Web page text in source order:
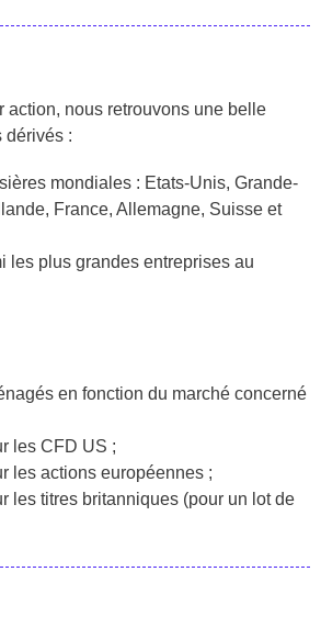
action, nous retrouvons une belle
dérivés :
mondiales : Etats-Unis, Grande-
France, Allemagne, Suisse et
les plus grandes entreprises au
en fonction du marché concerné
les CFD US ;
les actions européennes ;
les titres britanniques (pour un lot de